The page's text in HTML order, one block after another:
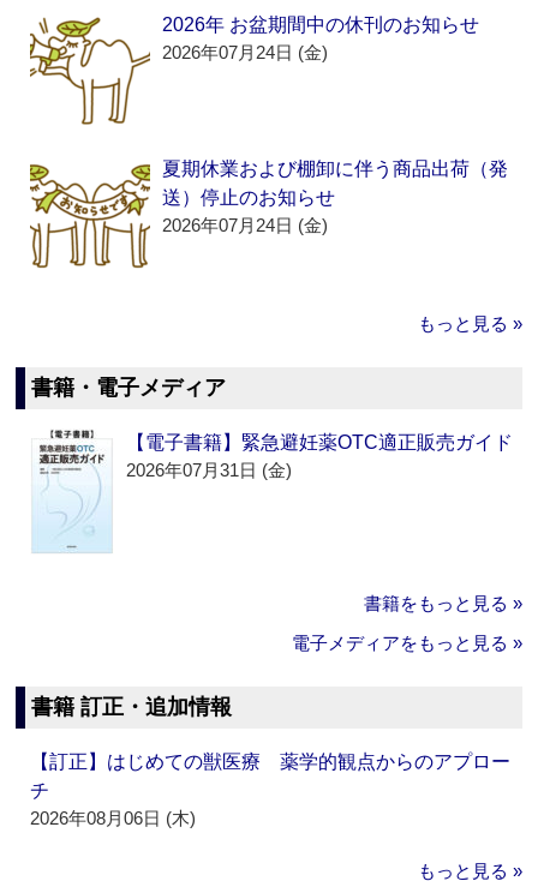
2026年 お盆期間中の休刊のお知らせ
2026年07月24日 (金)
夏期休業および棚卸に伴う商品出荷（発
送）停止のお知らせ
2026年07月24日 (金)
もっと見る »
書籍・電子メディア
【電子書籍】緊急避妊薬OTC適正販売ガイド
2026年07月31日 (金)
書籍をもっと見る »
電子メディアをもっと見る »
書籍 訂正・追加情報
【訂正】はじめての獣医療 薬学的観点からのアプロー
チ
2026年08月06日 (木)
もっと見る »